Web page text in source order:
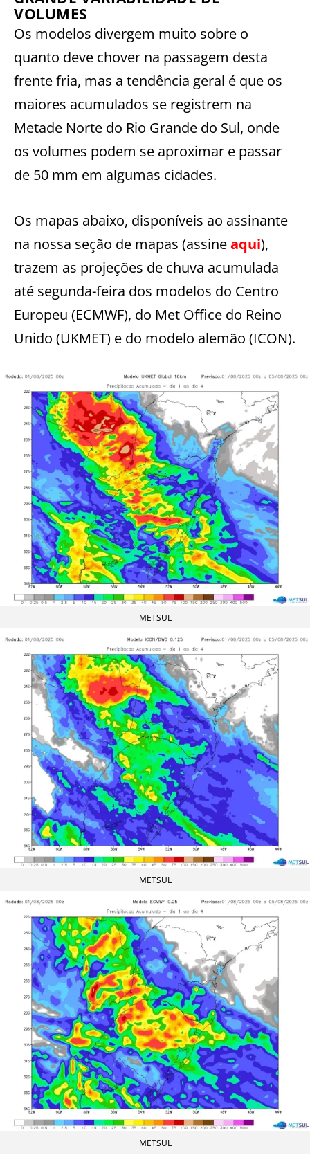
VOLUMES
Os modelos divergem muito sobre o
quanto deve chover na passagem desta
frente fria, mas a tendência geral é que os
maiores acumulados se registrem na
Metade Norte do Rio Grande do Sul, onde
os volumes podem se aproximar e passar
de 50 mm em algumas cidades.
Os mapas abaixo, disponíveis ao assinante
na nossa seção de mapas (assineaqui),
trazem as projeções de chuva acumulada
até segunda-feira dos modelos do Centro
Europeu (ECMWF), do Met Office do Reino
Unido (UKMET) e do modelo alemão (ICON).
METSUL
METSUL
METSUL